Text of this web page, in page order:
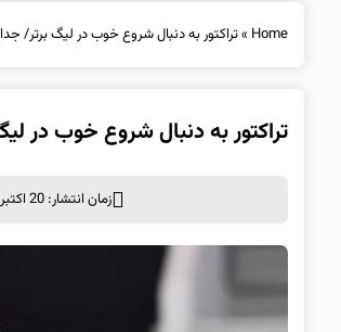
Home
»تراکتور به دنبال شروع خوب در لیگ برتر/ جدال کریمی و
تراکتور به دنبال شروع خوب در لیگ برتر/
زمان انتشار: 20 اکتبر 2021 ساعت 12:23